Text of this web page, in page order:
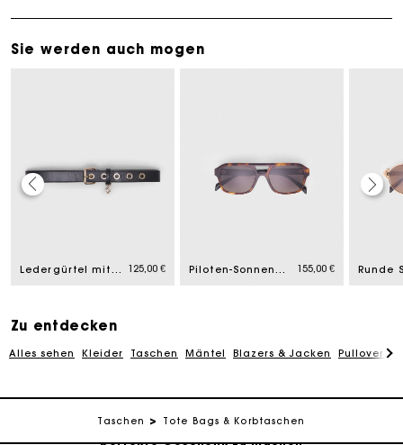
Sie werden auch mogen
Ledergürtel mit Miss M-Schnalle 125,00 € Piloten-Sonnenbrille 155,00 €
Zu entdecken
Alles sehen Kleider Taschen Mäntel Blazers & Jacken Pullover &
Taschen Tote Bags & Korbtaschen
Kostenlose Lieferung innerhalb von 2-3 Tagen
PayPal - Bezahlung nach 30 Tagen
Die Maje-Geschenkkarte: Die beste Möglichkeit, das